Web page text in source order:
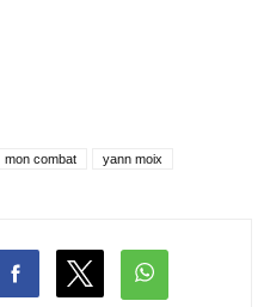
mon combat yann moix